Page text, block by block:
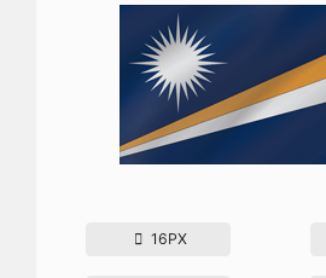
16PX